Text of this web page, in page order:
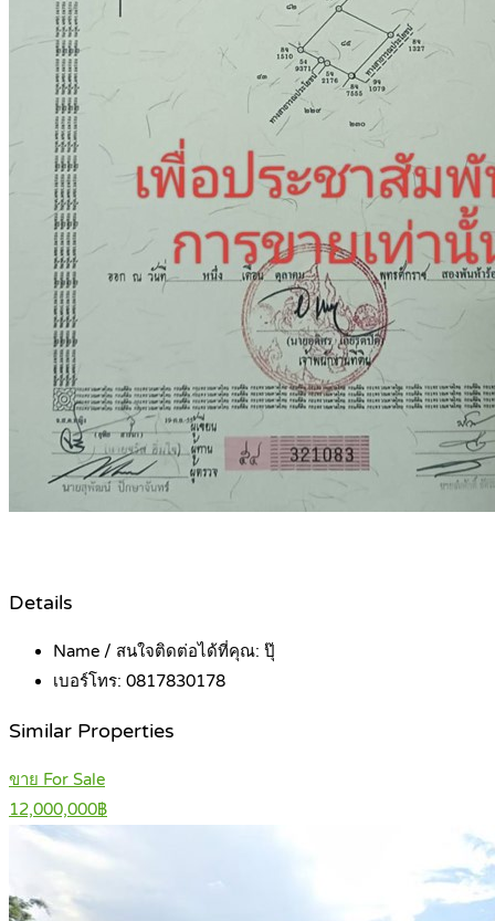
Details
Name / สนใจติดต่อได้ที่คุณ: ปุ๊
เบอร์โทร: 0817830178
Similar Properties
ขาย For Sale
12,000,000฿